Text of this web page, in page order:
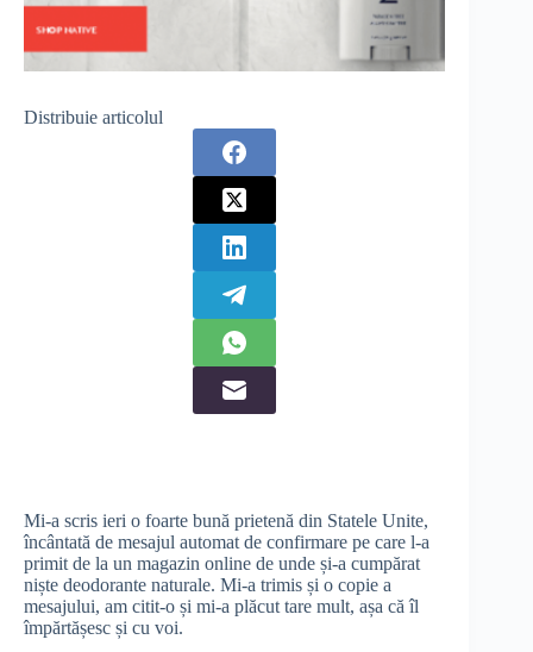
Distribuie articolul
Mi-a scris ieri o foarte bună prietenă din Statele Unite,
încântată de mesajul automat de confirmare pe care l-a
primit de la un magazin online de unde și-a cumpărat
niște deodorante naturale. Mi-a trimis și o copie a
mesajului, am citit-o și mi-a plăcut tare mult, așa că îl
împărtășesc și cu voi.